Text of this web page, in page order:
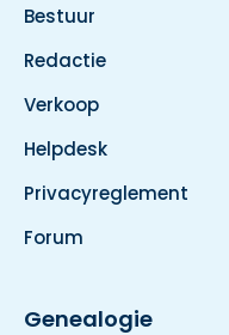
Bestuur
Redactie
Verkoop
Helpdesk
Privacyreglement
Forum
Genealogie